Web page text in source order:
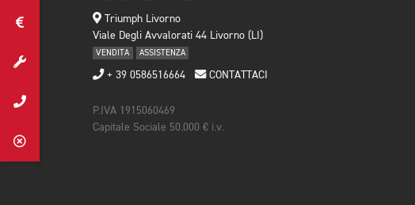
Triumph Livorno
Viale Degli Avvalorati 44 Livorno (LI)
VENDITA ASSISTENZA
+ 39 0586516664 CONTATTACI
P.IVA 1915060469
Capitale Sociale 50.000 € i.v.